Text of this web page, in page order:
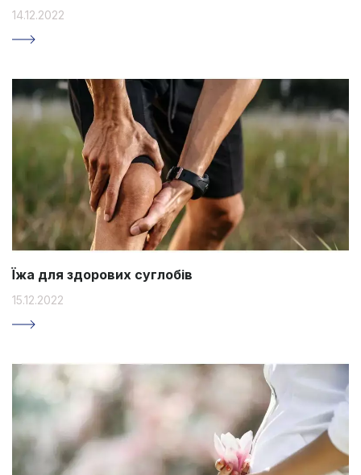
14.12.2022
Їжа для здорових суглобів
15.12.2022